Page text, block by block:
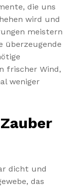
die uns
wird und
meistern
überzeugende
frischer Wind,
weniger
dicht und
das